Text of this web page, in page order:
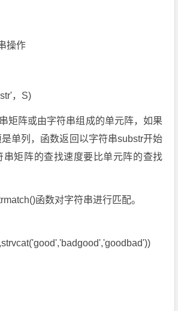
操作
，S)
矩阵或由字符串组成的单元阵，如果
单列，函数返回以字符串substr开始
串矩阵的查找速度要比单元阵的查找
函数对字符串进行匹配。